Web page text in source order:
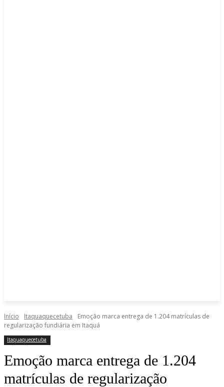
Início Itaquaquecetuba
Emoção marca entrega de 1.204 matrículas de
regularização fundiária em Itaquá
Itaquaquecetuba
Emoção marca entrega de 1.204
matrículas de regularização